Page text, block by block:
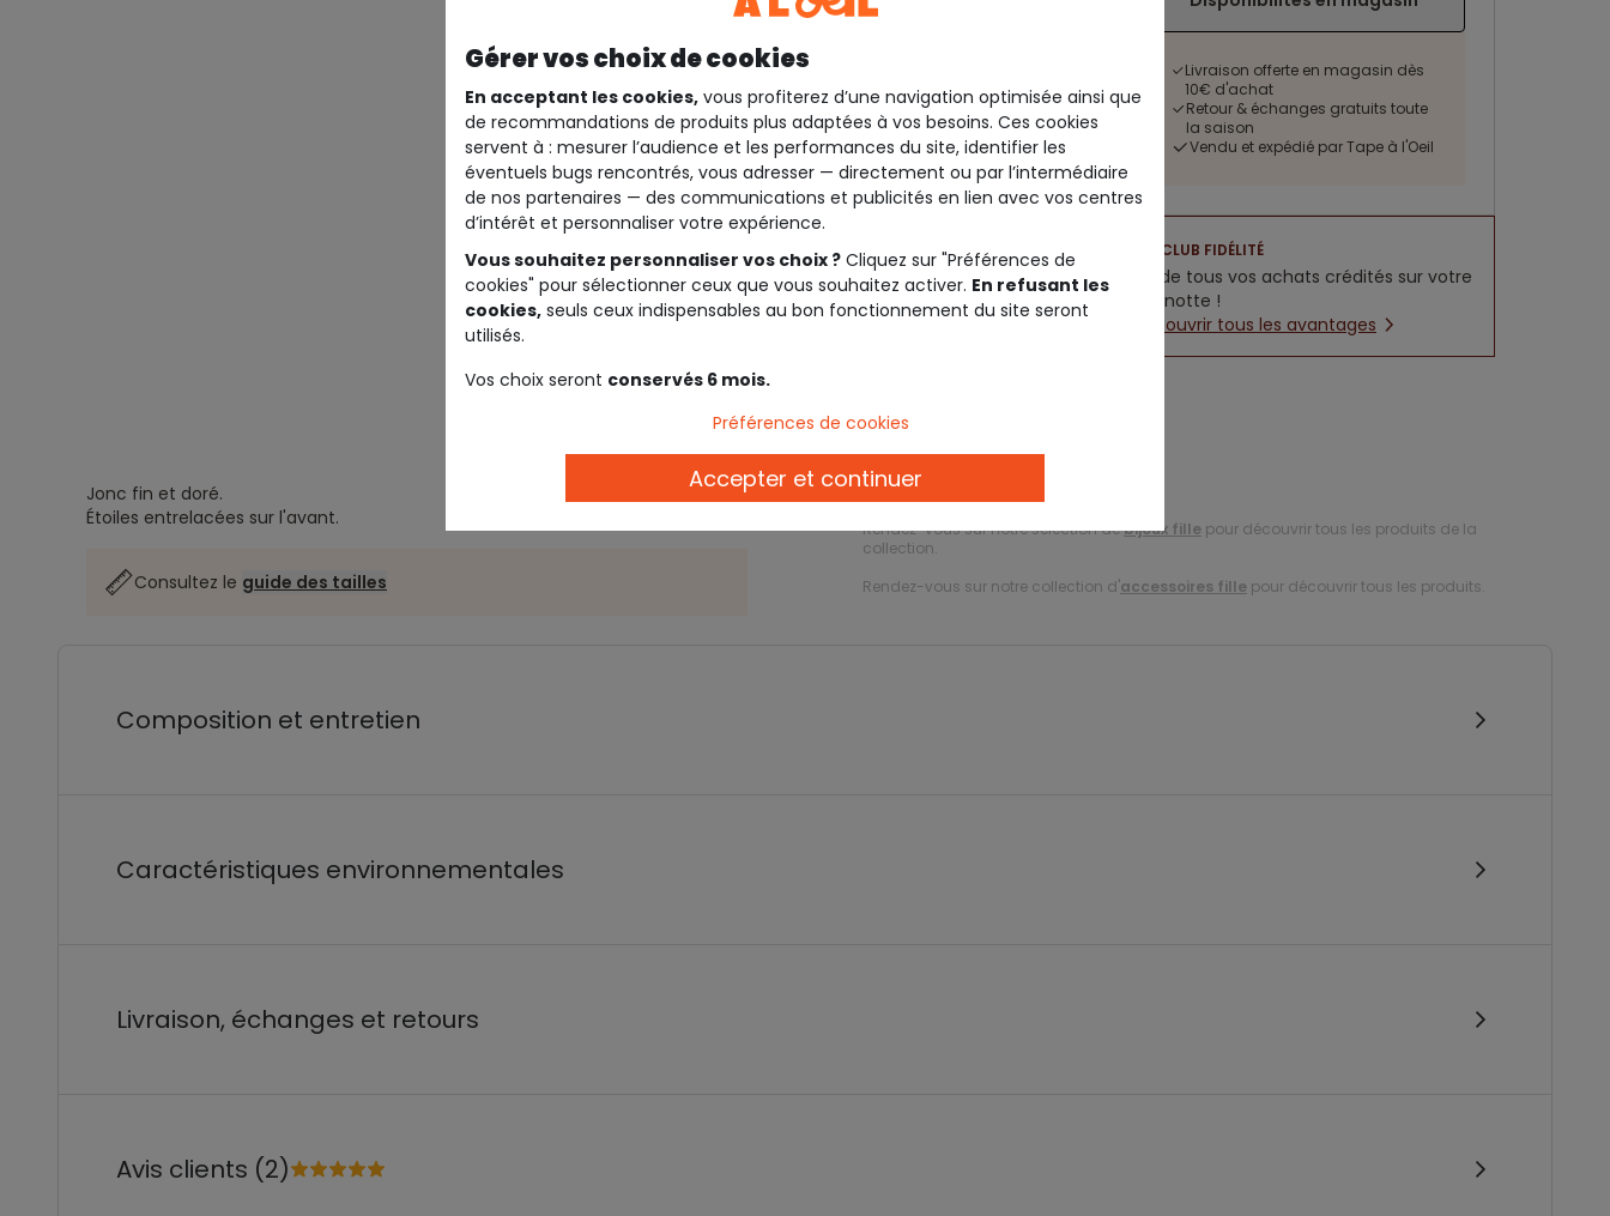
Livraison offerte en magasin dès
10€ d'achat
Retour & échanges gratuits toute
la saison
Vendu et expédié par Tape à l'Oeil
CLUB FIDÉLITÉ
5% de tous vos achats crédités sur votre
cagnotte !
Découvrir tous les avantages
Description
Jonc fin et doré.
Étoiles entrelacées sur l'avant.
Consultez le guide des tailles
Ref. 30023_02036
Rendez-vous sur notre sélection debijoux fille pour découvrir tous les produits de la
collection.
Rendez-vous sur notre collection d'accessoires fille pour découvrir tous les produits.
Composition et entretien
Caractéristiques environnementales
Livraison, échanges et retours
Avis clients (2)
Gérer vos choix de cookies
En acceptant les cookies, vous profiterez d’une navigation optimisée ainsi que
de recommandations de produits plus adaptées à vos besoins. Ces cookies
servent à : mesurer l’audience et les performances du site, identifier les
éventuels bugs rencontrés, vous adresser — directement ou par l’intermédiaire
de nos partenaires — des communications et publicités en lien avec vos centres
d’intérêt et personnaliser votre expérience.
Vous souhaitez personnaliser vos choix ? Cliquez sur "Préférences de
cookies" pour sélectionner ceux que vous souhaitez activer. En refusant les
cookies, seuls ceux indispensables au bon fonctionnement du site seront
utilisés.
Vos choix seront conservés 6 mois.
Préférences de cookies
Accepter et continuer